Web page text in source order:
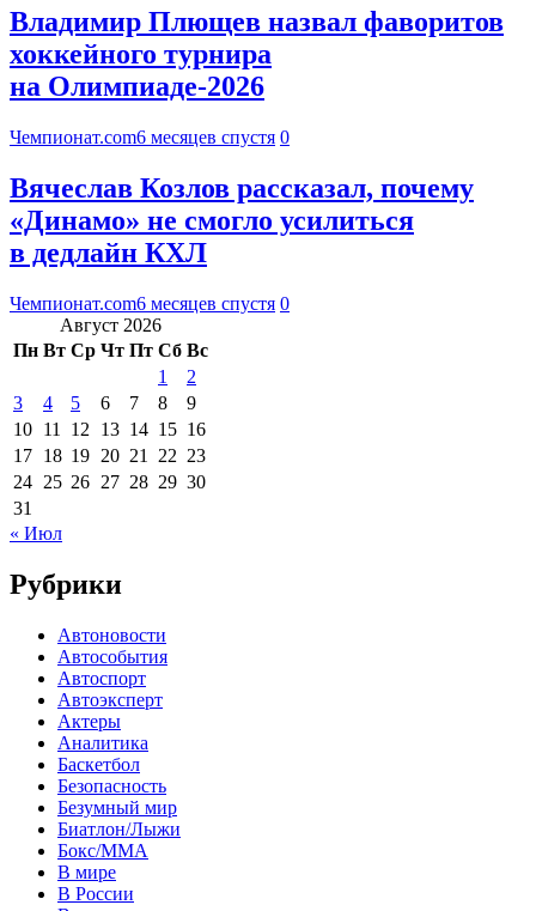
Владимир Плющев назвал фаворитов
хоккейного турнира
на Олимпиаде-2026
Чемпионат.com6 месяцев спустя 0
Вячеслав Козлов рассказал, почему
«Динамо» не смогло усилиться
в дедлайн КХЛ
Чемпионат.com6 месяцев спустя 0
Август 2026
Пн Вт Ср Чт Пт Сб Вс
1
2
3
4 5 6 7 8
9
10 11 12 13 14 15 16
17 18 19 20 21 22 23
24 25 26 27 28 29 30
31
« Июл
Рубрики
Автоновости
Автособытия
Автоспорт
Автоэксперт
Актеры
Аналитика
Баскетбол
Безопасность
Безумный мир
Биатлон/Лыжи
Бокс/MMA
В мире
В России